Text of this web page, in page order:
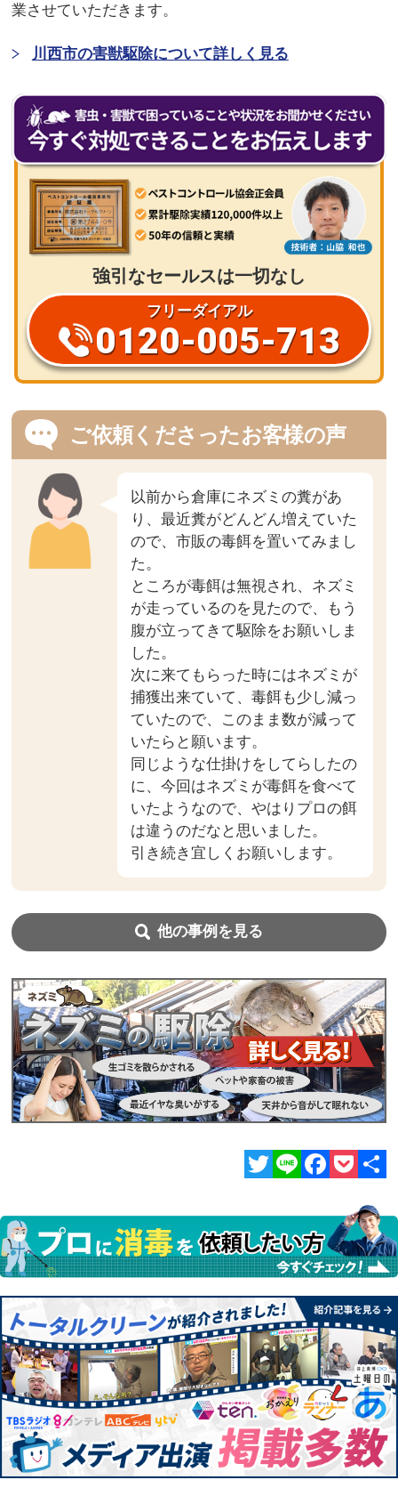
業させていただきます。
川西市の害獣駆除について詳しく見る
強引なセールスは一切なし
フリーダイアル
0120-005-713
ご依頼くださったお客様の声
以前から倉庫にネズミの糞があ
り、最近糞がどんどん増えていた
ので、市販の毒餌を置いてみまし
た。
ところが毒餌は無視され、ネズミ
が走っているのを見たので、もう
腹が立ってきて駆除をお願いしま
した。
次に来てもらった時にはネズミが
捕獲出来ていて、毒餌も少し減っ
ていたので、このまま数が減って
いたらと願います。
同じような仕掛けをしてらしたの
に、今回はネズミが毒餌を食べて
いたようなので、やはりプロの餌
は違うのだなと思いました。
引き続き宜しくお願いします。
他の事例を見る
有